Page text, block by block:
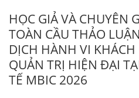
HỌC GIẢ VÀ CHUYÊN
TOÀN CẦU THẢO
DỊCH HÀNH VI
QUẢN TRỊ HIỆN ĐẠI
TẾ MBIC 2026